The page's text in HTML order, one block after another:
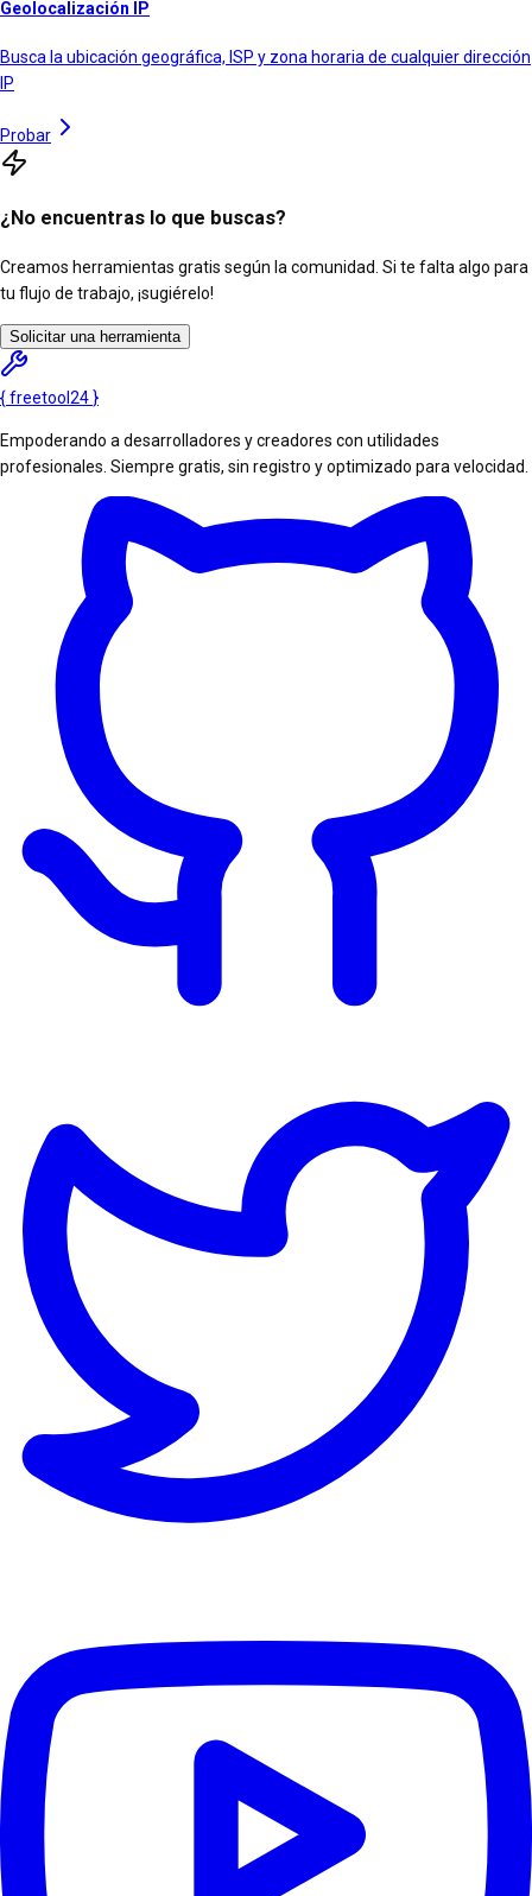
Geolocalización IP
Busca la ubicación geográfica, ISP y zona horaria de cualquier dirección
IP
Probar
¿No encuentras lo que buscas?
Creamos herramientas gratis según la comunidad. Si te falta algo para
tu flujo de trabajo, ¡sugiérelo!
Solicitar una herramienta
{freetool 24 }
Empoderando a desarrolladores y creadores con utilidades
profesionales. Siempre gratis, sin registro y optimizado para velocidad.